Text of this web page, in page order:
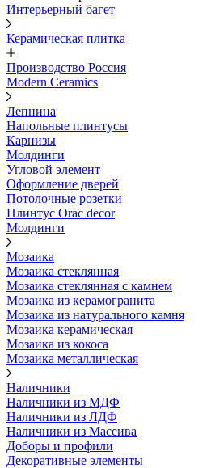
Интерьерный багет
Керамическая плитка
Производство Россия
Modern Ceramics
Лепнина
Напольные плинтусы
Карнизы
Молдинги
Угловой элемент
Оформление дверей
Потолочные розетки
Плинтус Orac decor
Молдинги
Мозаика
Мозаика стеклянная
Мозаика стеклянная с камнем
Мозаика из керамогранита
Мозаика из натурального камня
Мозаика керамическая
Мозаика из кокоса
Мозаика металлическая
Наличники
Наличники из МДФ
Наличники из ЛДФ
Наличники из Массива
Доборы и профили
Декоративные элементы